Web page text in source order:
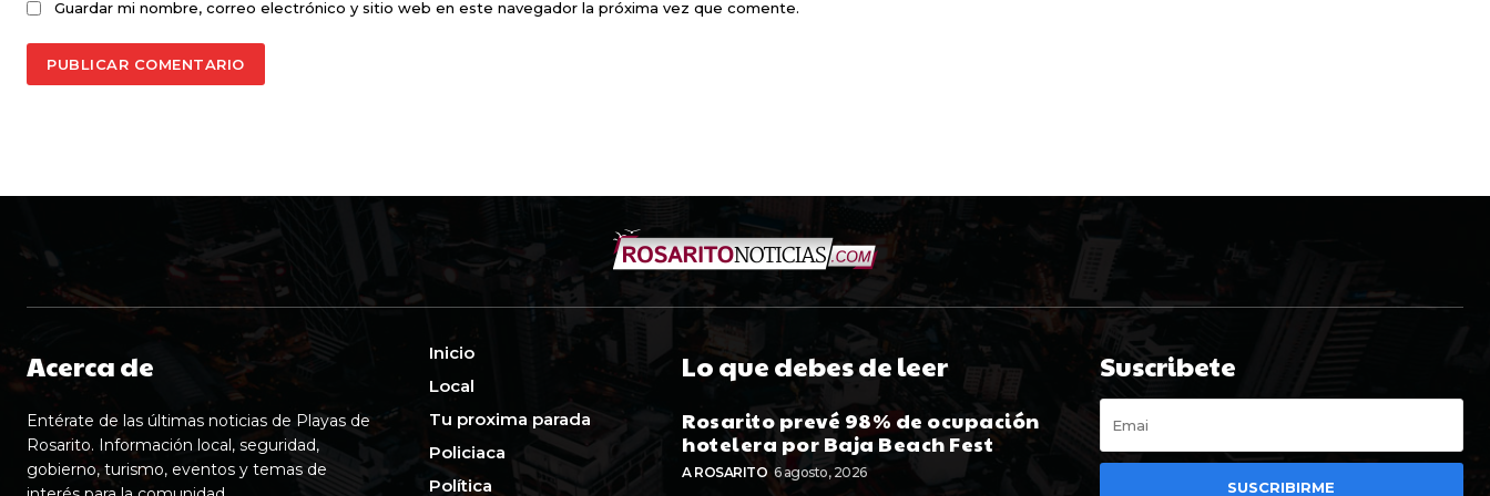
Guardar mi nombre, correo electrónico y sitio web en este navegador la próxima vez que comente.
Acerca de
Entérate de las últimas noticias de Playas de
Rosarito. Información local, seguridad,
gobierno, turismo, eventos y temas de
Inicio
Local
Tu proxima parada
Policiaca
Política
Lo que debes de leer
Rosarito prevé 98% de ocupación
hotelera por Baja Beach Fest
A ROSARITO 6 agosto, 2026
Suscribete
SUSCRIBIRME